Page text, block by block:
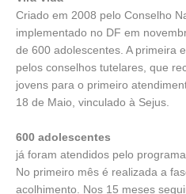
Criado em 2008 pelo Conselho
implementado no DF em
de 600 adolescentes. A primeira
pelos conselhos tutelares, que
jovens para o primeiro
18 de Maio, vinculado à Sejus.
600 adolescentes
já foram atendidos pelo
No primeiro mês é realizada a
acolhimento. Nos 15 meses